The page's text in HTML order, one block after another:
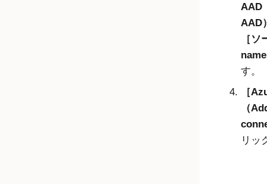
AAD
AAD
ソ
す。
（
リッ